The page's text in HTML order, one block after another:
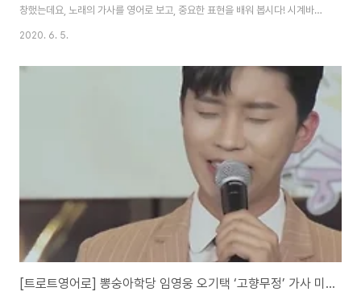
창했는데요, 노래의 가사를 영어로 보고, 중요한 표현을 배워 봅시다! 시계바늘
Clock Hands 사는게 뭐 별거 있더냐 / There’s not much to life 욕 안먹
을 털고 / Over a drink, release the angst 너털웃음 한번 웃어보자 세상
아 / Let’s have a big laugh, world 시계바늘처럼 돌고 돌다가 / Spinning
round and round like clock hands 가는 길을 잃은..
2020. 6. 5.
[트로트영어로] 뽕숭아학당 임영웅 오기택 ‘고향무정’ 가사 미스터트롯